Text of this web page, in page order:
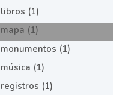
libros (1)
mapa (1)
monumentos (1)
música (1)
registros (1)